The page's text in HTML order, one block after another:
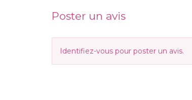
Poster un avis
Identifiez-vous pour poster un avis.